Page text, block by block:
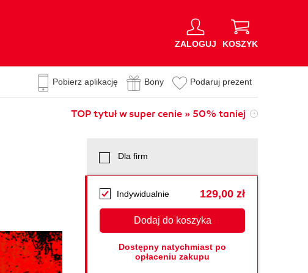
ZALOGUJ KOSZYK
Pobierz aplikację Bony Podaruj prezent
TOP tytuł w super cenie » 50% taniej
Dla firm
Indywidualnie 129,00 zł
Dodaj do koszyka
Dostępny natychmiast po
opłaceniu zakupu